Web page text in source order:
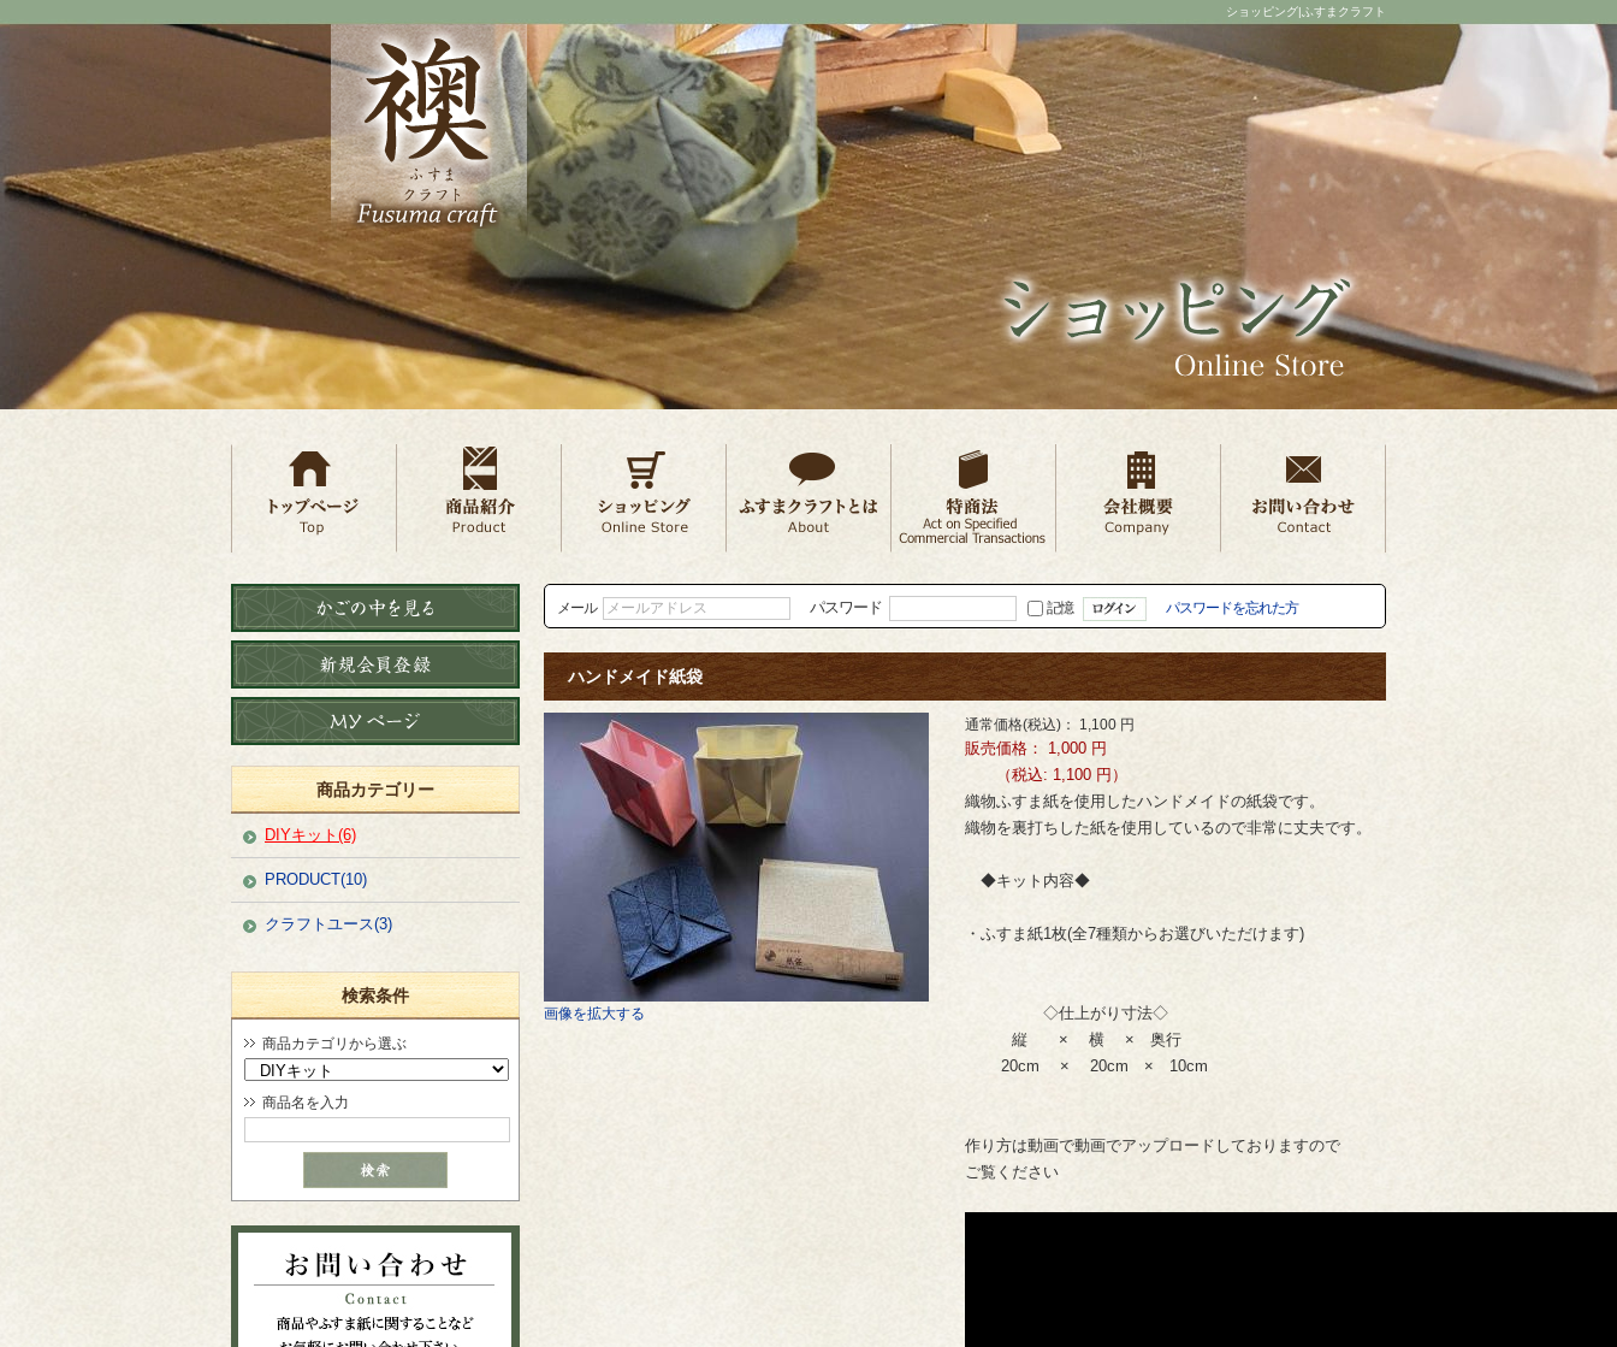
ショッピング|ふすまクラフト
商品カテゴリー
DIYキット(6)
PRODUCT(10)
クラフトユース(3)
検索条件
商品カテゴリから選ぶ
商品名を入力
メール パスワード 記憶 パスワードを忘れた方
ハンドメイド紙袋
画像を拡大する
通常価格(税込)： 1,100 円
販売価格： 1,000 円
（税込: 1,100 円）
織物ふすま紙を使用したハンドメイドの紙袋です。
織物を裏打ちした紙を使用しているので非常に丈夫です。
◆キット内容◆
・ふすま紙1枚(全7種類からお選びいただけます)
◇仕上がり寸法◇
縦 × 横 × 奥行
20cm × 20cm × 10cm
作り方は動画で動画でアップロードしておりますので
ご覧ください